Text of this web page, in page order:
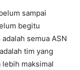
sampai
begitu
semua ASN
tim yang
maksimal